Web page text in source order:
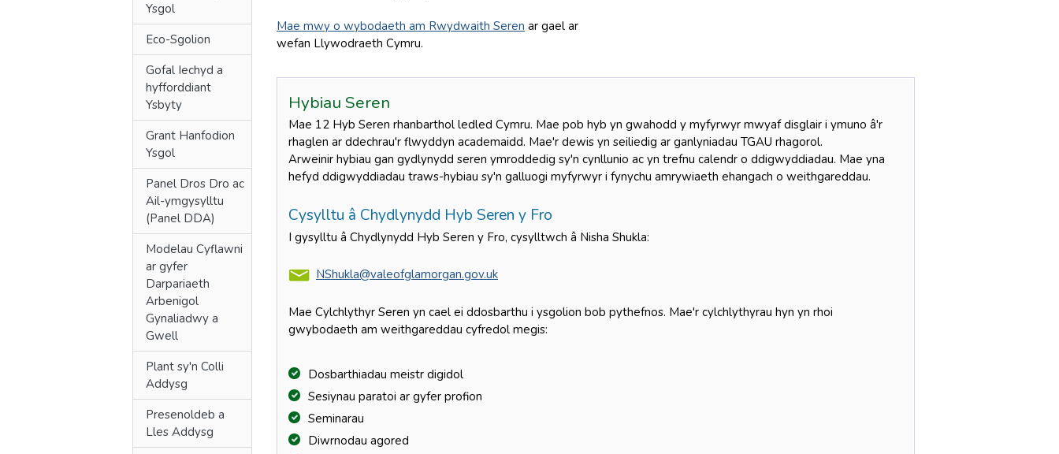
Ysgol
Eco-Sgolion
Gofal Iechyd a
hyfforddiant
Ysbyty
Grant Hanfodion
Ysgol
Panel Dros Dro ac
Ail-ymgysylltu
(Panel DDA)
Modelau Cyflawni
ar gyfer
Darpariaeth
Arbenigol
Gynaliadwy a
Gwell
Plant sy'n Colli
Addysg
Presenoldeb a
Lles Addysg
Mae mwy o wybodaeth am Rwydwaith Seren ar gael ar
wefan Llywodraeth Cymru.
Hybiau Seren
Mae 12 Hyb Seren rhanbarthol ledled Cymru. Mae pob hyb yn gwahodd y myfyrwyr mwyaf disglair i ymuno â'r
rhaglen ar ddechrau'r flwyddyn academaidd. Mae'r dewis yn seiliedig ar ganlyniadau TGAU rhagorol.
Arweinir hybiau gan gydlynydd seren ymroddedig sy'n cynllunio ac yn trefnu calendr o ddigwyddiadau. Mae yna
hefyd ddigwyddiadau traws-hybiau sy'n galluogi myfyrwyr i fynychu amrywiaeth ehangach o weithgareddau.
Cysylltu â Chydlynydd Hyb Seren y Fro
I gysylltu â Chydlynydd Hyb Seren y Fro, cysylltwch â Nisha Shukla:
NShukla@valeofglamorgan.gov.uk
Mae Cylchlythyr Seren yn cael ei ddosbarthu i ysgolion bob pythefnos. Mae'r cylchlythyrau hyn yn rhoi
gwybodaeth am weithgareddau cyfredol megis:
Dosbarthiadau meistr digidol
Sesiynau paratoi ar gyfer profion
Seminarau
Diwrnodau agored